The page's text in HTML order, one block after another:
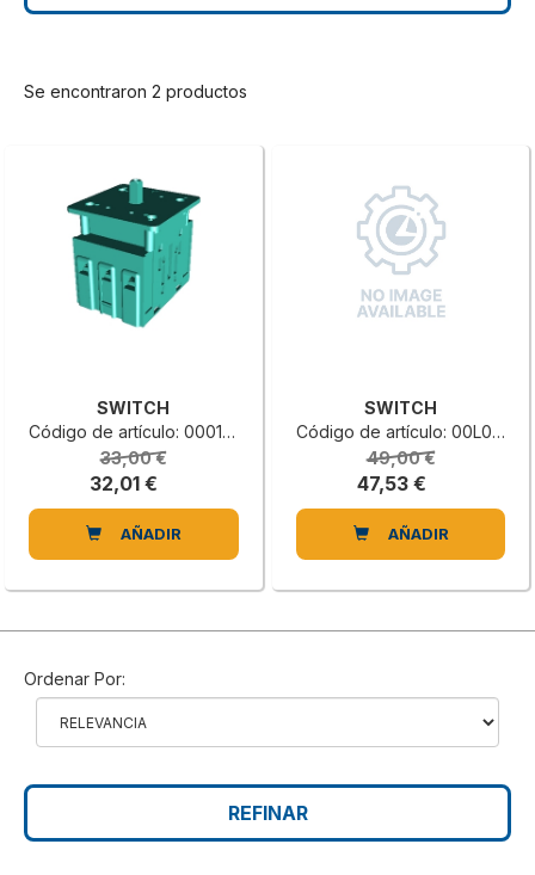
Se encontraron 2 productos
SWITCH
Código de artículo: 0001310664F
33,00 €
32,01 €
AÑADIR
SWITCH
Código de artículo: 00L0226713F
49,00 €
47,53 €
AÑADIR
Ordenar Por:
REFINAR